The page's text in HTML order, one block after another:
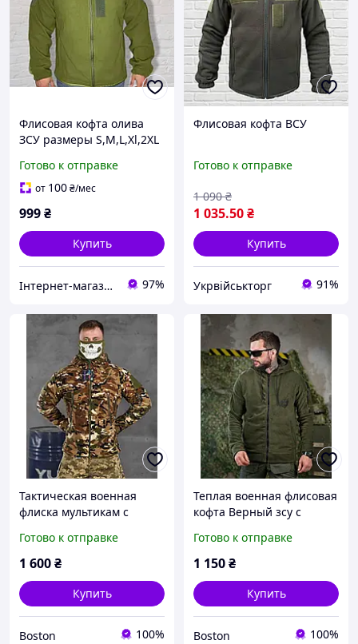
Флисовая кофта олива
ЗСУ размеры S,M,L,Xl,2XL
Готово к отправке
от 100₴/мес
999₴
Купить
Інтернет-магазин "Закупка онлайн" 97%
Флисовая кофта ВСУ
Готово к отправке
1 035.50₴
1 090 ₴
Купить
Укрвійськторг 91%
Тактическая военная
флиска мультикам с
армейская флиска
камуфляж, военная
_M2_zx8c
Готово к отправке
1 600₴
Купить
Boston 100%
Теплая военная флисовая
кофта Верный зсу с
военная кофта на флисе,
теплая армейская флиска
Готово к отправке
1 150₴
Купить
Boston 100%